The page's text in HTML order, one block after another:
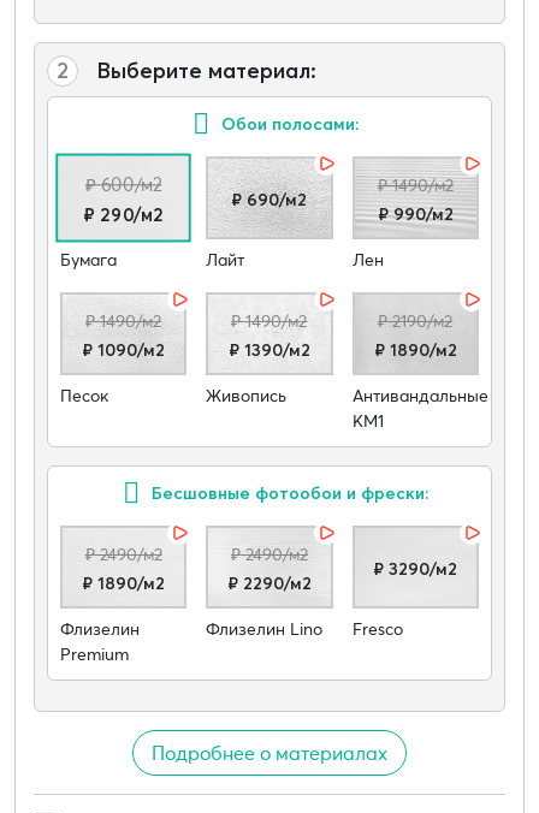
2 Выберите материал:
Обои полосами:
₽ 600/м2
₽ 290/м2
Бумага
₽ 690/м2
Лайт
₽ 1490/м2
₽ 990/м2
Лен
₽ 1490/м2
₽ 1090/м2
Песок
₽ 1490/м2
₽ 1390/м2
Живопись
₽ 2190/м2
₽ 1890/м2
Антивандальные
КМ1
Бесшовные фотообои и фрески:
₽ 2490/м2
₽ 1890/м2
Флизелин
Premium
₽ 2490/м2
₽ 2290/м2
Флизелин Lino
₽ 3290/м2
Fresco
Подробнее о материалах